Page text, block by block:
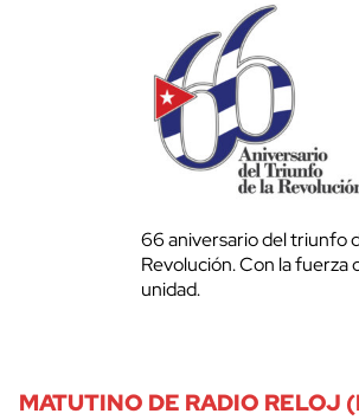
66 aniversario del triunfo
Revolución. Con la fuerza
unidad.
MATUTINO DE RADIO RELOJ